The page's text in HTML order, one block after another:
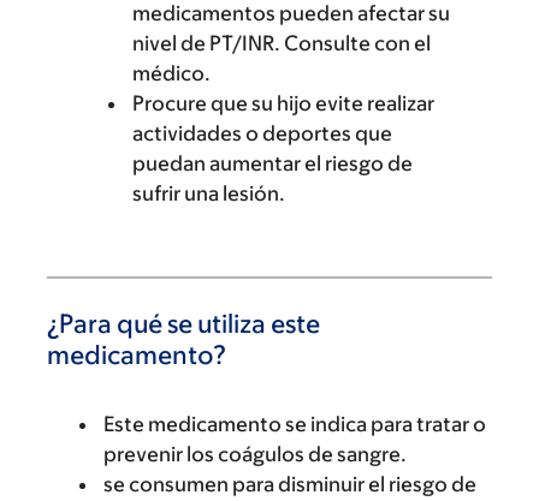
medicamentos pueden afectar su
nivel de PT/INR. Consulte con el
médico.
Procure que su hijo evite realizar
actividades o deportes que
puedan aumentar el riesgo de
sufrir una lesión.
¿Para qué se utiliza este
medicamento?
Este medicamento se indica para tratar o
prevenir los coágulos de sangre.
se consumen para disminuir el riesgo de